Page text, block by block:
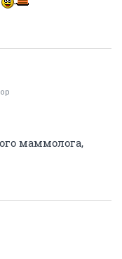
маммолога,